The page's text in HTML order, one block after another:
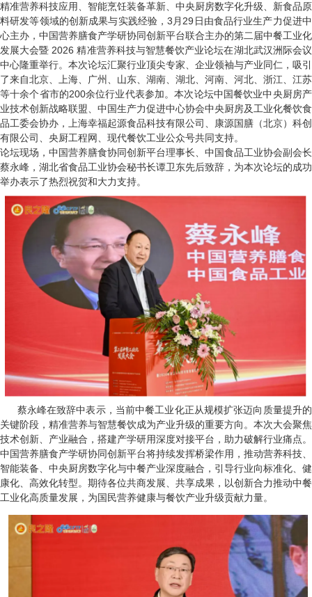
精准营养科技应用、智能烹饪装备革新、中央厨房数字化升级、新食品原
料研发等领域的创新成果与实践经验，3月29日由食品行业生产力促进中
心主办，中国营养膳食产学研协同创新平台联合主办的第二届中餐工业化
发展大会暨 2026 精准营养科技与智慧餐饮产业论坛在湖北武汉洲际会议
中心隆重举行。本次论坛汇聚行业顶尖专家、企业领袖与产业同仁，吸引
了来自北京、上海、广州、山东、湖南、湖北、河南、河北、浙江、江苏
等十余个省市的200余位行业代表参加。本次论坛中国餐饮业中央厨房产
业技术创新战略联盟、中国生产力促进中心协会中央厨房及工业化餐饮食
品工委会协办，上海幸福起源食品科技有限公司、康源国膳（北京）科创
有限公司、央厨工程网、现代餐饮工业公众号共同支持。
论坛现场，中国营养膳食协同创新平台理事长、中国食品工业协会副会长
蔡永峰，湖北省食品工业协会秘书长谭卫东先后致辞，为本次论坛的成功
举办表示了热烈祝贺和大力支持。
蔡永峰在致辞中表示，当前中餐工业化正从规模扩张迈向质量提升的
关键阶段，精准营养与智慧餐饮成为产业升级的重要方向。本次大会聚焦
技术创新、产业融合，搭建产学研用深度对接平台，助力破解行业痛点。
中国营养膳食产学研协同创新平台将持续发挥桥梁作用，推动营养科技、
智能装备、中央厨房数字化与中餐产业深度融合，引导行业向标准化、健
康化、高效化转型。期待各位共商发展、共享成果，以创新合力推动中餐
工业化高质量发展，为国民营养健康与餐饮产业升级贡献力量。